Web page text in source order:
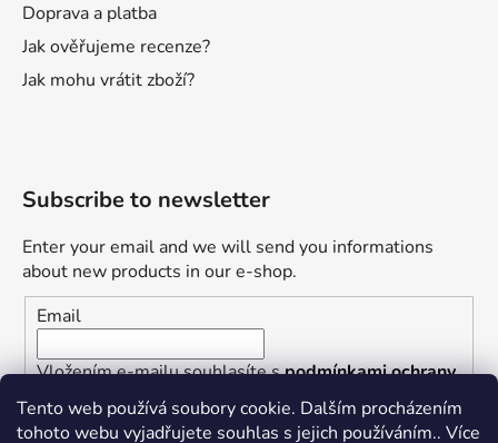
Tento web používá soubory cookie. Dalším procházením
tohoto webu vyjadřujete souhlas s jejich používáním.. Více
Doprava a platba
Jak ověřujeme recenze?
Jak mohu vrátit zboží?
Subscribe to newsletter
Enter your email and we will send you informations
about new products in our e-shop.
Email
Vložením e-mailu souhlasíte spodmínkami ochrany
osobních údajů